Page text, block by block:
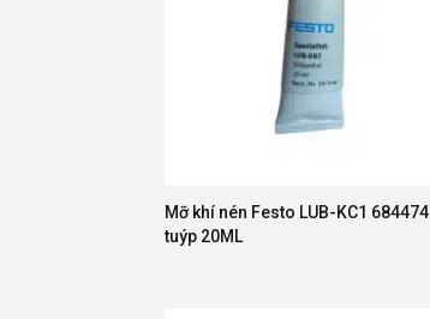
Mỡ khí nén Festo LUB-KC1 684474
tuýp 20ML